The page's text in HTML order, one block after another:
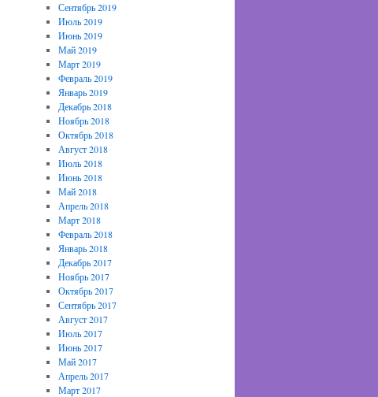
Сентябрь 2019
Июль 2019
Июнь 2019
Май 2019
Март 2019
Февраль 2019
Январь 2019
Декабрь 2018
Ноябрь 2018
Октябрь 2018
Август 2018
Июль 2018
Июнь 2018
Май 2018
Апрель 2018
Март 2018
Февраль 2018
Январь 2018
Декабрь 2017
Ноябрь 2017
Октябрь 2017
Сентябрь 2017
Август 2017
Июль 2017
Июнь 2017
Май 2017
Апрель 2017
Март 2017